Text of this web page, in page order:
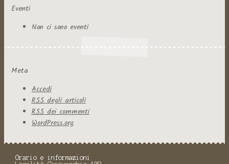
Eventi
Non ci sono eventi
Meta
Accedi
RSSdegli articoli
RSSdei commenti
WordPress.org
Orario e informazioni